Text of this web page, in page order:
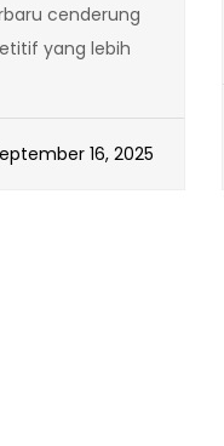
cenderung
yang lebih
16, 2025